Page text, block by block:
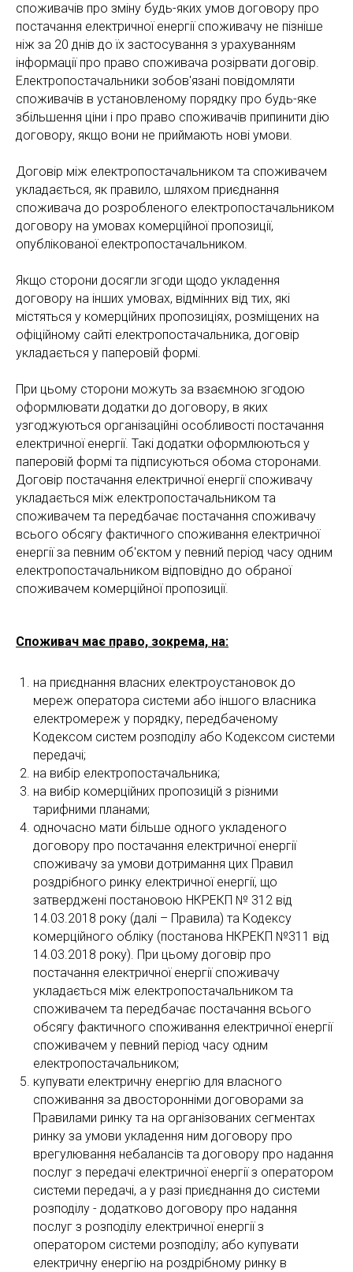
споживачів про зміну будь-яких умов договору про
постачання електричної енергії споживачу не пізніше
ніж за 20 днів до їх застосування з урахуванням
інформації про право споживача розірвати договір.
Електропостачальники зобов'язані повідомляти
споживачів в установленому порядку про будь-яке
збільшення ціни і про право споживачів припинити дію
договору, якщо вони не приймають нові умови.
Договір між електропостачальником та споживачем
укладається, як правило, шляхом приєднання
споживача до розробленого електропостачальником
договору на умовах комерційної пропозиції,
опублікованої електропостачальником.
Якщо сторони досягли згоди щодо укладення
договору на інших умовах, відмінних від тих, які
містяться у комерційних пропозиціях, розміщених на
офіційному сайті електропостачальника, договір
укладається у паперовій формі.
При цьому сторони можуть за взаємною згодою
оформлювати додатки до договору, в яких
узгоджуються організаційні особливості постачання
електричної енергії. Такі додатки оформлюються у
паперовій формі та підписуються обома сторонами.
Договір постачання електричної енергії споживачу
укладається між електропостачальником та
споживачем та передбачає постачання споживачу
всього обсягу фактичного споживання електричної
енергії за певним об'єктом у певний період часу одним
електропостачальником відповідно до обраної
споживачем комерційної пропозиції.
Споживач має право, зокрема, на:
на приєднання власних електроустановок до
мереж оператора системи або іншого власника
електромереж у порядку, передбаченому
Кодексом систем розподілу або Кодексом системи
передачі;
на вибір електропостачальника;
на вибір комерційних пропозицій з різними
тарифними планами;
одночасно мати більше одного укладеного
договору про постачання електричної енергії
споживачу за умови дотримання цих Правил
роздрібного ринку електричної енергії, що
затверджені постановою НКРЕКП № 312 від
14.03.2018 року (далі – Правила) та Кодексу
комерційного обліку (постанова НКРЕКП №311 від
14.03.2018 року). При цьому договір про
постачання електричної енергії споживачу
укладається між електропостачальником та
споживачем та передбачає постачання всього
обсягу фактичного споживання електричної енергії
споживачем у певний період часу одним
електропостачальником;
купувати електричну енергію для власного
споживання за двосторонніми договорами за
Правилами ринку та на організованих сегментах
ринку за умови укладення ним договору про
врегулювання небалансів та договору про надання
послуг з передачі електричної енергії з оператором
системи передачі, а у разі приєднання до системи
розподілу - додатково договору про надання
послуг з розподілу електричної енергії з
оператором системи розподілу; або купувати
електричну енергію на роздрібному ринку в